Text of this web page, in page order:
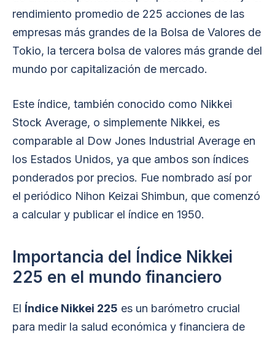
rendimiento promedio de 225 acciones de las
empresas más grandes de la Bolsa de Valores de
Tokio, la tercera bolsa de valores más grande del
mundo por capitalización de mercado.
Este índice, también conocido como Nikkei
Stock Average, o simplemente Nikkei, es
comparable al Dow Jones Industrial Average en
los Estados Unidos, ya que ambos son índices
ponderados por precios. Fue nombrado así por
el periódico Nihon Keizai Shimbun, que comenzó
a calcular y publicar el índice en 1950.
Importancia del Índice Nikkei
225 en el mundo financiero
El Índice Nikkei 225 es un barómetro crucial
para medir la salud económica y financiera de